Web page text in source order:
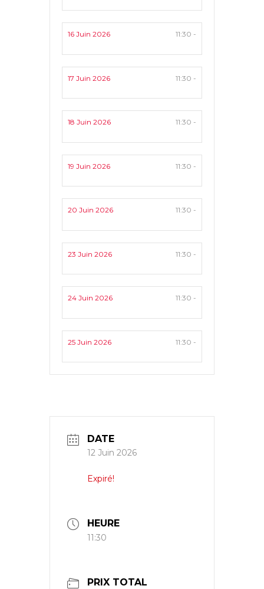
16 Juin 2026 11:30 -
17 Juin 2026 11:30 -
18 Juin 2026 11:30 -
19 Juin 2026 11:30 -
20 Juin 2026 11:30 -
23 Juin 2026 11:30 -
24 Juin 2026 11:30 -
25 Juin 2026 11:30 -
DATE
12 Juin 2026
Expiré!
HEURE
11:30
PRIX TOTAL